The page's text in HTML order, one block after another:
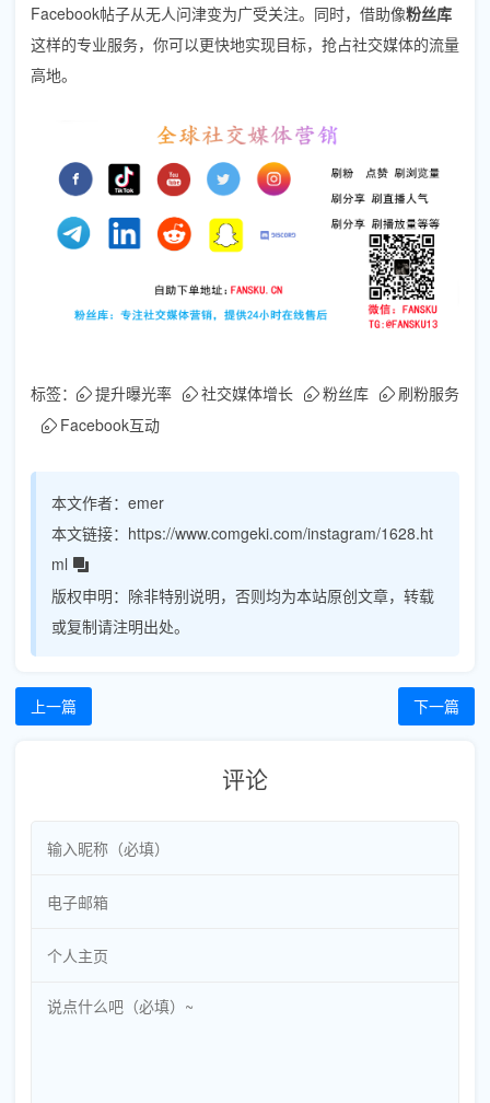
Facebook帖子从无人问津变为广受关注。同时，借助像粉丝库
这样的专业服务，你可以更快地实现目标，抢占社交媒体的流量
高地。
标签： 提升曝光率 社交媒体增长 粉丝库
刷粉服务
Facebook互动
本文作者： emer
本文链接： https://www.comgeki.com/instagram/1628.ht
ml
版权申明： 除非特别说明，否则均为本站原创文章，转载
或复制请注明出处。
上一篇 下一篇
评论